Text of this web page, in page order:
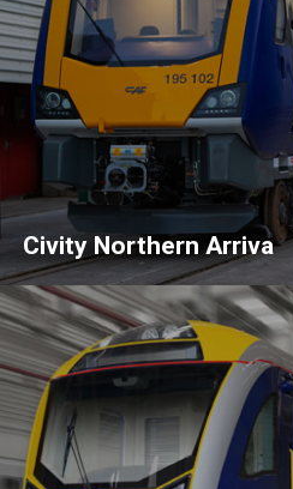
Civity Northern Arriva